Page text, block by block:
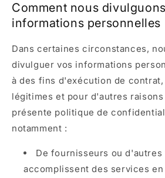
Comment nous
informations personnelles
Dans certaines circonstances,
divulguer vos informations
à des fins d'exécution de contrat,
légitimes et pour d'autres raisons
présente politique de
notamment :
De fournisseurs ou d'autres
accomplissent des services